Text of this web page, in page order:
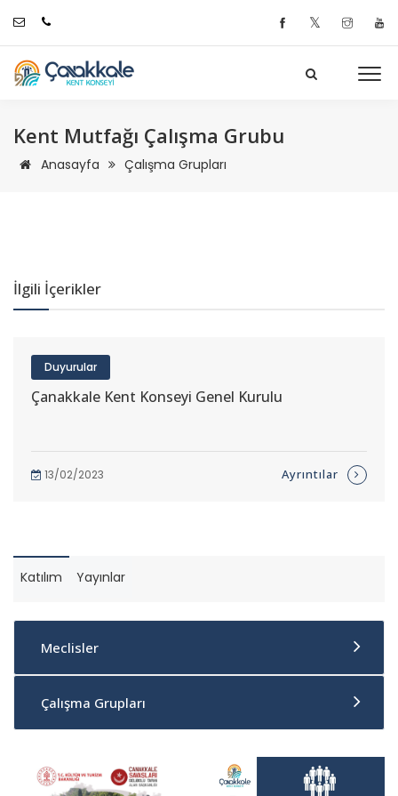
𝕏
Kent Mutfağı Çalışma Grubu
Anasayfa Çalışma Grupları
İlgili İçerikler
Duyurular
Çanakkale Kent Konseyi Genel Kurulu
13/02/2023 Ayrıntılar
Katılım Yayınlar
Meclisler
Çalışma Grupları